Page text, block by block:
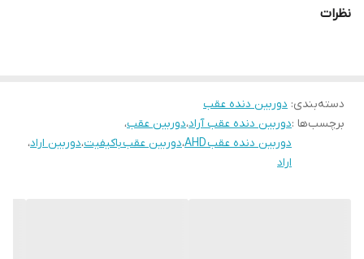
هستند
جنس بدنه آن پلاستیک مقاوم بوده و کنار چراغ پلاک بصورت توکار نصب
میگردد
اقلام همراه جعبه آن مته سوراخ کن و سیم کشی مخصوص میباشد
نظرات
دسته‌بندی: دوربین دنده عقب
برچسب‌ها :دوربین دنده عقب آراد،دوربین عقب،
دوربین دنده عقب AHD
،دوربین عقب باکیفیت،دوربین اراد،
اراد